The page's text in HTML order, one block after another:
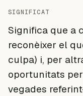
SIGNIFICAT
Significa que a
reconèixer el
culpa) i, per
oportunitats
vegades